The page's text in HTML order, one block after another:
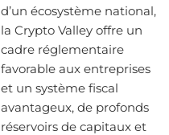
d’un écosystème national,
la Crypto Valley offre un
cadre réglementaire
favorable aux entreprises
et un système fiscal
avantageux, de profonds
réservoirs de capitaux et